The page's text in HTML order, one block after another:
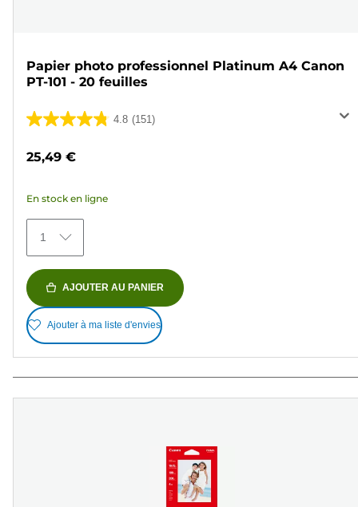
Papier photo professionnel Platinum A4 Canon
PT-101 - 20 feuilles
4.8 (151)
4.8
5
151
avis
25,49 €
En stock en ligne
1
AJOUTER AU PANIER
Ajouter à ma liste d'envies